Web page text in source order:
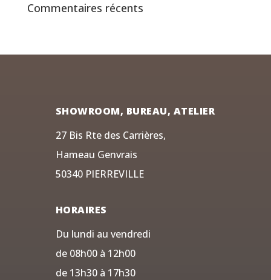
Commentaires récents
SHOWROOM, BUREAU, ATELIER
27 Bis Rte des Carrières,
Hameau Genvrais
50340 PIERREVILLE
HORAIRES
Du lundi au vendredi
de 08h00 à 12h00
de 13h30 à 17h30